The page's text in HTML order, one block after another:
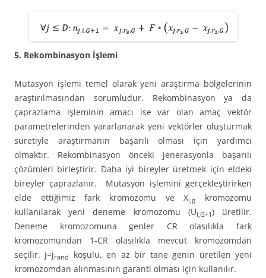
5. Rekombinasyon İşlemi
Mutasyon işlemi temel olarak yeni araştırma bölgelerinin
araştırılmasından sorumludur. Rekombinasyon ya da
çaprazlama işleminin amacı ise var olan amaç vektör
parametrelerinden yararlanarak yeni vektörler oluşturmak
suretiyle araştırmanın başarılı olması için yardımcı
olmaktır. Rekombinasyon önceki jenerasyonla başarılı
çözümleri birleştirir. Daha iyi bireyler üretmek için eldeki
bireyler çaprazlanır. Mutasyon işlemini gerçekleştirirken
elde ettiğimiz fark kromozomu ve Xi,g
kromozomu
kullanılarak yeni deneme kromozomu (Ui,G+1) üretilir.
Deneme kromozomuna genler CR olasılıkla fark
kromozomundan 1-CR olasılıkla mevcut kromozomdan
seçilir. j=jrand
koşulu, en az bir tane genin üretilen yeni
kromozomdan alınmasının garanti olması için kullanılır.